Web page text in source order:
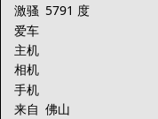
激骚 5791 度
爱车
主机
相机
手机
来自 佛山